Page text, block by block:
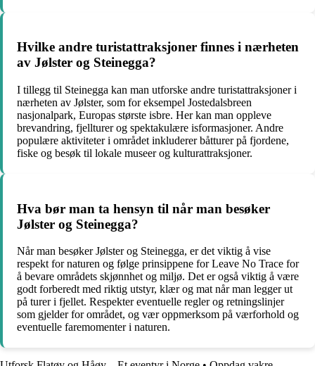
Hvilke andre turistattraksjoner finnes i nærheten
av Jølster og Steinegga?
I tillegg til Steinegga kan man utforske andre turistattraksjoner i
nærheten av Jølster, som for eksempel Jostedalsbreen
nasjonalpark, Europas største isbre. Her kan man oppleve
brevandring, fjellturer og spektakulære isformasjoner. Andre
populære aktiviteter i området inkluderer båtturer på fjordene,
fiske og besøk til lokale museer og kulturattraksjoner.
Hva bør man ta hensyn til når man besøker
Jølster og Steinegga?
Når man besøker Jølster og Steinegga, er det viktig å vise
respekt for naturen og følge prinsippene for Leave No Trace for
å bevare områdets skjønnhet og miljø. Det er også viktig å være
godt forberedt med riktig utstyr, klær og mat når man legger ut
på turer i fjellet. Respekter eventuelle regler og retningslinjer
som gjelder for området, og vær oppmerksom på værforhold og
eventuelle faremomenter i naturen.